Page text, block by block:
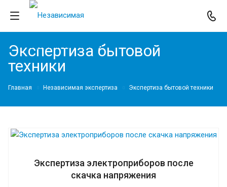
Экспертиза бытовой
техники
Главная Независимая экспертиза Экспертиза бытовой техники
Экспертиза электроприборов после
скачка напряжения